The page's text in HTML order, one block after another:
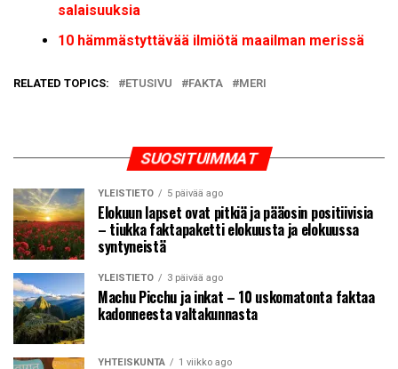
salaisuuksia
10 hämmästyttävää ilmiötä maailman merissä
RELATED TOPICS: ETUSIVU FAKTA MERI
SUOSITUIMMAT
YLEISTIETO 5 päivää ago
Elokuun lapset ovat pitkiä ja pääosin positiivisia
– tiukka faktapaketti elokuusta ja elokuussa
syntyneistä
YLEISTIETO 3 päivää ago
Machu Picchu ja inkat – 10 uskomatonta faktaa
kadonneesta valtakunnasta
YHTEISKUNTA 1 viikko ago